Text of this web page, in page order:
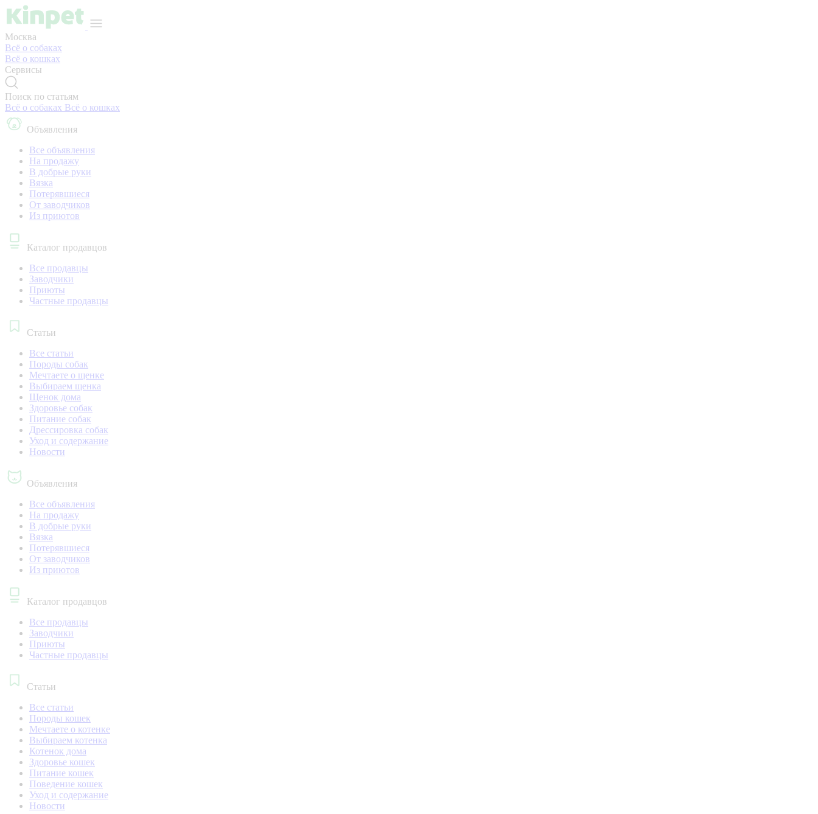
Москва
Всё о собаках
Всё о кошках
Сервисы
Поиск по статьям
Всё о собаках Всё о кошках
Объявления
Все объявления
На продажу
В добрые руки
Вязка
Потерявшиеся
От заводчиков
Из приютов
Каталог продавцов
Все продавцы
Заводчики
Приюты
Частные продавцы
Статьи
Все статьи
Породы собак
Мечтаете о щенке
Выбираем щенка
Щенок дома
Здоровье собак
Питание собак
Дрессировка собак
Уход и содержание
Новости
Объявления
Все объявления
На продажу
В добрые руки
Вязка
Потерявшиеся
От заводчиков
Из приютов
Каталог продавцов
Все продавцы
Заводчики
Приюты
Частные продавцы
Статьи
Все статьи
Породы кошек
Мечтаете о котенке
Выбираем котенка
Котенок дома
Здоровье кошек
Питание кошек
Поведение кошек
Уход и содержание
Новости